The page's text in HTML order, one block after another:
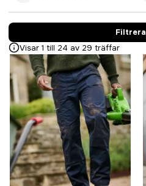
Filtrera
Visar 1 till 24 av 29 träffar